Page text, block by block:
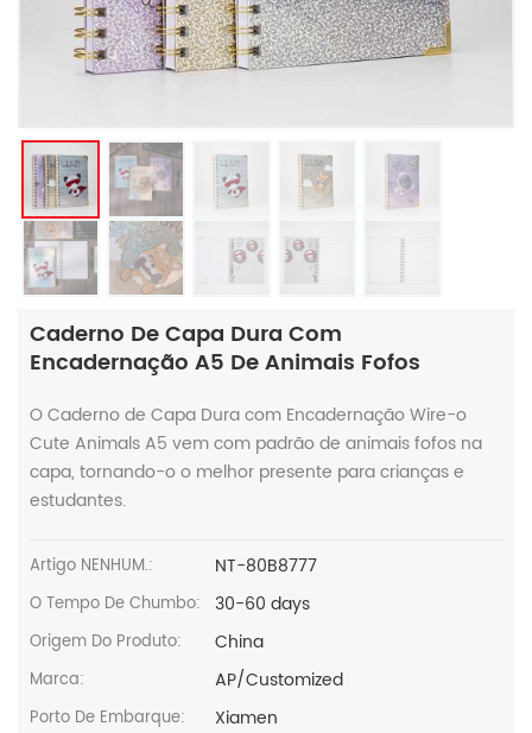
Caderno De Capa Dura Com
Encadernação A5 De Animais Fofos
O Caderno de Capa Dura com Encadernação Wire-o
Cute Animals A5 vem com padrão de animais fofos na
capa, tornando-o o melhor presente para crianças e
estudantes.
Artigo NENHUM.: NT-80B8777
O Tempo De Chumbo: 30-60 days
Origem Do Produto: China
Marca: AP/Customized
Porto De Embarque: Xiamen